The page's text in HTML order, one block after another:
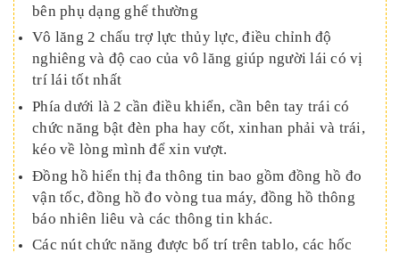
bên phụ dạng ghế thường
Vô lăng 2 chấu trợ lực thủy lực, điều chỉnh độ
nghiêng và độ cao của vô lăng giúp người lái có vị
trí lái tốt nhất
Phía dưới là 2 cần điều khiển, cần bên tay trái có
chức năng bật đèn pha hay cốt, xinhan phải và trái,
kéo về lòng mình để xin vượt.
Đồng hồ hiển thị đa thông tin bao gồm đồng hồ đo
vận tốc, đồng hồ đo vòng tua máy, đồng hồ thông
báo nhiên liêu và các thông tin khác.
Các nút chức năng được bố trí trên tablo, các hốc